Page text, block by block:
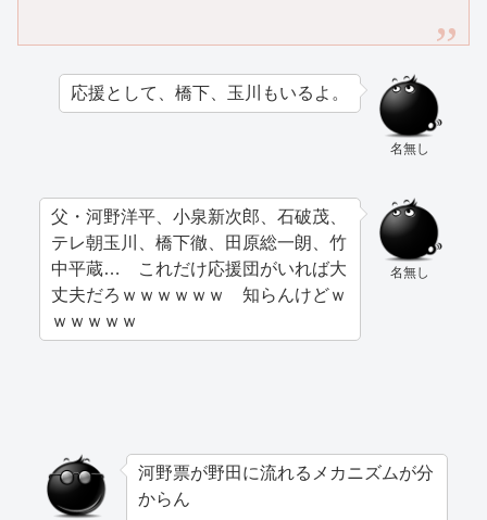
名無し
応援として、橋下、玉川もいるよ。
名無し
父・河野洋平、小泉新次郎、石破茂、
テレ朝玉川、橋下徹、田原総一朗、竹
中平蔵… これだけ応援団がいれば大
丈夫だろｗｗｗｗｗｗ 知らんけどｗ
ｗｗｗｗｗ
河野票が野田に流れるメカニズムが分
からん